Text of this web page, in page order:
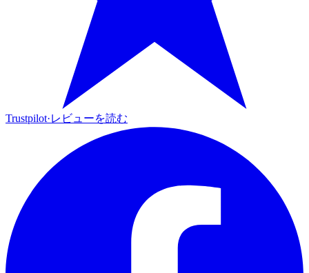
Trustpilot·レビューを読む